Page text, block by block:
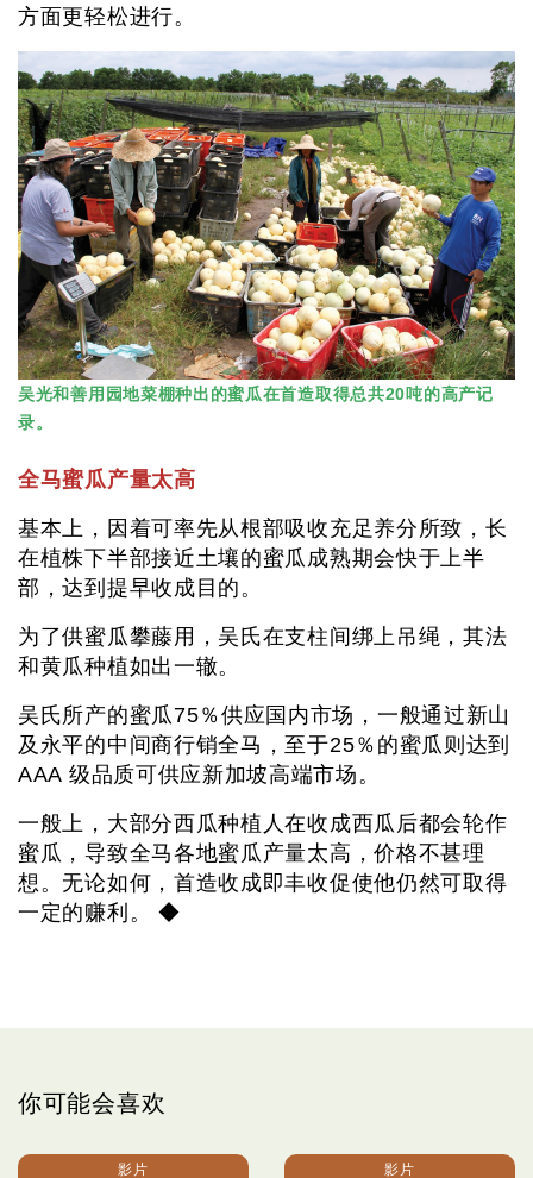
方面更轻松进行。
吴光和善用园地菜棚种出的蜜瓜在首造取得总共20吨的高产记
录。
全马蜜瓜产量太高
基本上，因着可率先从根部吸收充足养分所致，长
在植株下半部接近土壤的蜜瓜成熟期会快于上半
部，达到提早收成目的。
为了供蜜瓜攀藤用，吴氏在支柱间绑上吊绳，其法
和黄瓜种植如出一辙。
吴氏所产的蜜瓜75％供应国内市场，一般通过新山
及永平的中间商行销全马，至于25％的蜜瓜则达到
AAA 级品质可供应新加坡高端市场。
一般上，大部分西瓜种植人在收成西瓜后都会轮作
蜜瓜，导致全马各地蜜瓜产量太高，价格不甚理
想。无论如何，首造收成即丰收促使他仍然可取得
一定的赚利。 ◆
你可能会喜欢
影片 影片